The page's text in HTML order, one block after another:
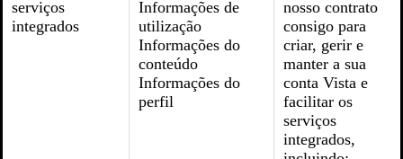
serviços
integrados
Informações de
utilização
Informações do
conteúdo
Informações do
perfil
nosso contrato
consigo para
criar, gerir e
manter a sua
conta Vista e
facilitar os
serviços
integrados,